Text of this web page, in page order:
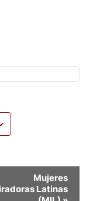
Mujeres
Latinas